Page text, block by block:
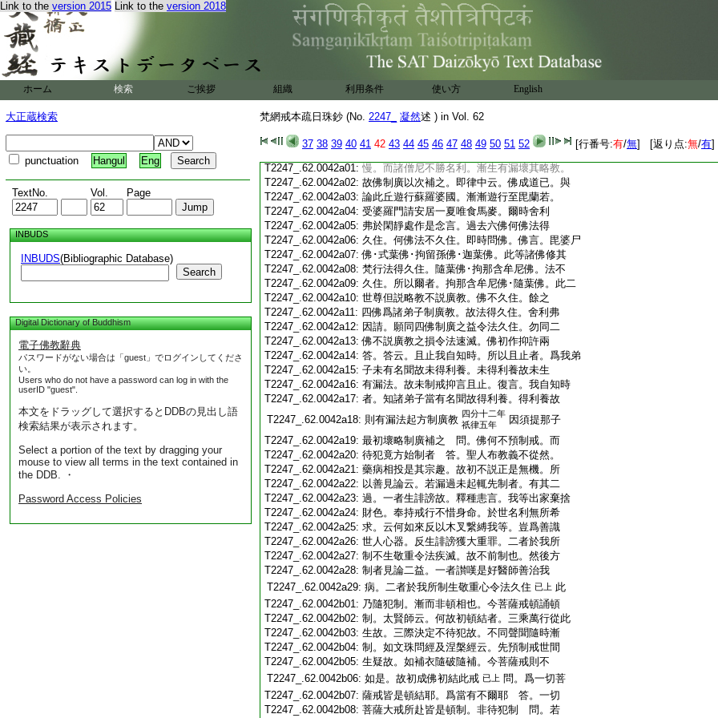
Link to the version 2015 Link to the version 2018
ホーム 検索 ご挨拶 組織 利用条件 使い方 English
大正蔵検索
punctuation Hangul Eng
TextNo. Vol. Page
INBUDS
INBUDS(Bibliographic Database)
Search
Digital Dictionary of Buddhism
電子佛教辭典
パスワードがない場合は「guest」でログインしてくださ
い。
Users who do not have a password can log in with the
userID "guest".
本文をドラッグして選択するとDDBの見出し語
検索結果が表示されます。
Select a portion of the text by dragging your
mouse to view all terms in the text contained in
the DDB. ・
Password Access Policies
梵網戒本疏日珠鈔 (No. 2247_ 凝然述 ) in Vol. 62
37 38 39 40 41 42 43 44 45 46 47 48 49 50 51 52 [行番号:有/無] [返り点:無/有]
T2247_.62.0041c19:上玄談處明云法爾初時結於菩薩波羅提木
T2247_.62.0041c20: 叉。此則含二義也。故經初言亦通初時。若不
T2247_.62.0041c21:爾者。玄談初時云何消釋。初坐之初唯約成
T2247_.62.0041c22:
佛不可此攝。若非初結之言攝者。更何處攝。
故此初言傍通初時之初無過
T2247_.62.0041c24:疏。不同聲聞戒者。聲聞乘中初説略戒。于後
T2247_.62.0041c25:因犯方制廣教。鈔批一云。佛初成道十二年
T2247_.62.0041c26:
前唯説一偈。諸惡莫作諸善奉行。自淨其意
T2247_.62.0041c27:
是諸佛教。故戒經云。於十二年中。爲無事
T2247_.62.0041c28:僧説是戒經。從是已後廣分別説即其義也。
T2247_.62.0042a01: 慢。而諸僧尼不勝名利。漸生有漏壞其略教。
T2247_.62.0042a02: 故佛制廣以次補之。即律中云。佛成道已。與
T2247_.62.0042a03: 論此丘遊行蘇羅婆國。漸漸遊行至毘蘭若。
T2247_.62.0042a04: 受婆羅門請安居一夏唯食馬麥。爾時舍利
T2247_.62.0042a05: 弗於閑靜處作是念言。過去六佛何佛法得
T2247_.62.0042a06: 久住。何佛法不久住。即時問佛。佛言。毘婆尸
T2247_.62.0042a07:佛･式葉佛･拘留孫佛･迦葉佛。此等諸佛修其
T2247_.62.0042a08: 梵行法得久住。隨葉佛･拘那含牟尼佛。法不
T2247_.62.0042a09: 久住。所以爾者。拘那含牟尼佛･隨葉佛。此二
T2247_.62.0042a10: 世尊但説略教不説廣教。佛不久住。餘之
T2247_.62.0042a11: 四佛爲諸弟子制廣教。故法得久住。舍利弗
T2247_.62.0042a12: 因請。願同四佛制廣之益令法久住。勿同二
T2247_.62.0042a13:佛不説廣教之損令法速滅。佛初作抑許兩
T2247_.62.0042a14: 答。答云。且止我自知時。所以且止者。爲我弟
T2247_.62.0042a15: 子未有名聞故未得利養。未得利養故未生
T2247_.62.0042a16: 有漏法。故未制戒抑言且止。復言。我自知時
T2247_.62.0042a17: 者。知諸弟子當有名聞故得利養。得利養故
T2247_.62.0042a18: 則有漏法起方制廣教 四分十二年
祇律五年
因須提那子
T2247_.62.0042a19: 最初壞略制廣補之 問。佛何不預制戒。而
T2247_.62.0042a20: 待犯竟方始制者 答。聖人布教義不從然。
T2247_.62.0042a21: 藥病相投是其宗趣。故初不説正是無機。所
T2247_.62.0042a22: 以善見論云。若漏過未起輒先制者。有其二
T2247_.62.0042a23: 過。一者生誹謗故。釋種恚言。我等出家棄捨
T2247_.62.0042a24: 財色。奉持戒行不惜身命。於世名利無所希
T2247_.62.0042a25: 求。云何如來反以木叉繋縛我等。豈爲善識
T2247_.62.0042a26: 世人心器。反生誹謗獲大重罪。二者於我所
T2247_.62.0042a27: 制不生敬重令法疾滅。故不前制也。然後方
T2247_.62.0042a28: 制者見論二益。一者讃嘆是好醫師善治我
T2247_.62.0042a29: 病。二者於我所制生敬重心令法久住 已上 此
T2247_.62.0042b01: 乃隨犯制。漸而非頓相也。今菩薩戒頓誦頓
T2247_.62.0042b02: 制。太賢師云。何故初頓結者。三乘萬行從此
T2247_.62.0042b03: 生故。三際決定不待犯故。不同聲聞隨時漸
T2247_.62.0042b04: 制。如文珠問經及涅槃經云。先預制戒世間
T2247_.62.0042b05: 生疑故。如補衣隨破隨補。今菩薩戒則不
T2247_.62.0042b06: 如是。故初成佛初結此戒 已上 問。爲一切菩
T2247_.62.0042b07: 薩戒皆是頓結耶。爲當有不爾耶 答。一切
T2247_.62.0042b08: 菩薩大戒所赴皆是頓制。非待犯制 問。若